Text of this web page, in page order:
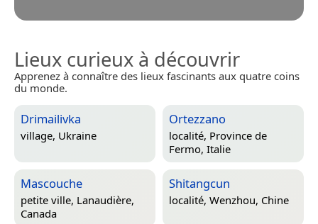
Lieux curieux à découvrir
Apprenez à connaître des lieux fascinants aux quatre coins
du monde.
Drimailivka
village, Ukraine
Ortezzano
localité, Province de
Fermo, Italie
Mascouche
petite ville, Lanaudière,
Canada
Shitangcun
localité, Wenzhou, Chine